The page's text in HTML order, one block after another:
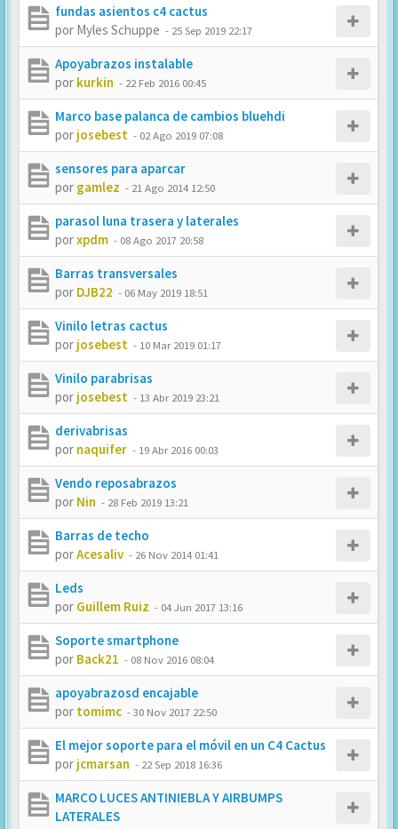
fundas asientos c4 cactus
por Myles Schuppe - 25 Sep 2019 22:17
Apoyabrazos instalable
por kurkin - 22 Feb 2016 00:45
Marco base palanca de cambios bluehdi
por josebest - 02 Ago 2019 07:08
sensores para aparcar
por gamlez - 21 Ago 2014 12:50
parasol luna trasera y laterales
porxpdm - 08 Ago 2017 20:58
Barras transversales
por DJB22 - 06 May 2019 18:51
Vinilo letras cactus
por josebest - 10 Mar 2019 01:17
Vinilo parabrisas
por josebest - 13 Abr 2019 23:21
derivabrisas
por naquifer - 19 Abr 2016 00:03
Vendo reposabrazos
por Nin - 28 Feb 2019 13:21
Barras de techo
porAcesaliv - 26 Nov 2014 01:41
Leds
por Guillem Ruiz - 04 Jun 2017 13:16
Soporte smartphone
por Back21 - 08 Nov 2016 08:04
apoyabrazosd encajable
por tomimc -30 Nov 2017 22:50
El mejor soporte para el móvil en un C4 Cactus
por jcmarsan - 22 Sep 2018 16:36
MARCO LUCES ANTINIEBLA Y AIRBUMPS
LATERALES